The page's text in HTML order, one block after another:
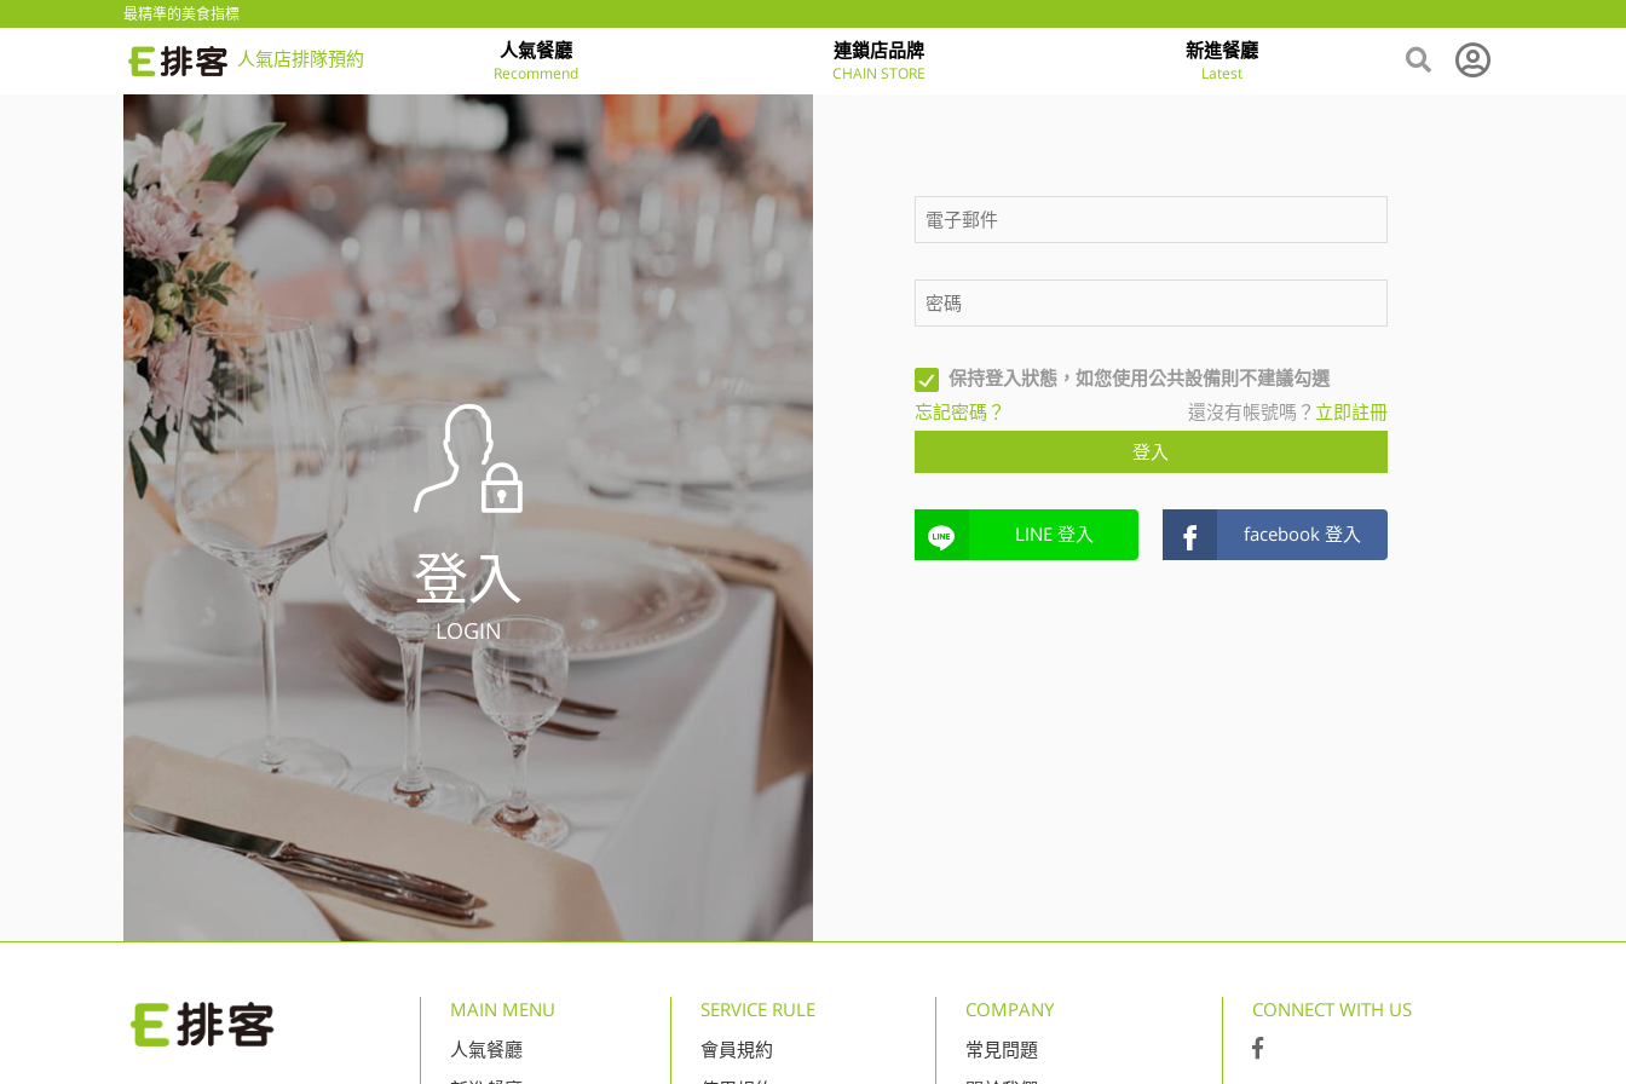
最精準的美食指標
人氣店排隊預約 人氣餐廳
Recommend
連鎖店品牌
CHAIN STORE
新進餐廳
Latest
登入
LOGIN
保持登入狀態，如您使用公共設備則不建議勾選
忘記密碼？
還沒有帳號嗎？ 立即註冊
登入
LINE 登入 facebook 登入
MAIN MENU
人氣餐廳
SERVICE RULE
會員規約
COMPANY
常見問題
CONNECT WITH US